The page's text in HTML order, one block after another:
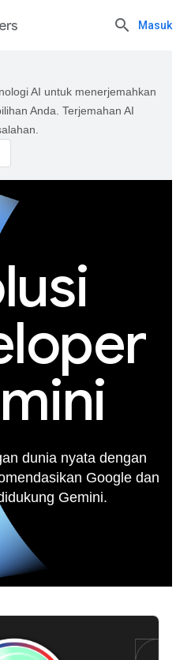
Masuk
AI untuk menerjemahkan
Anda. Terjemahan AI
dunia nyata dengan
Google dan
Gemini.